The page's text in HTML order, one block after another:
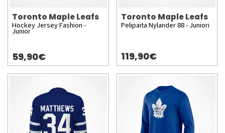
Toronto Maple Leafs
Hockey Jersey Fashion -
Junior
59,90€
Toronto Maple Leafs
Pelipaita Nylander 88 - Juniori
119,90€